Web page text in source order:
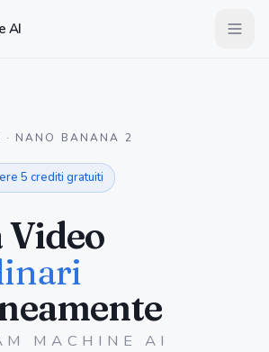
AI Open
· NANO BANANA 2
5 crediti gratuiti
Video
MACHINE AI